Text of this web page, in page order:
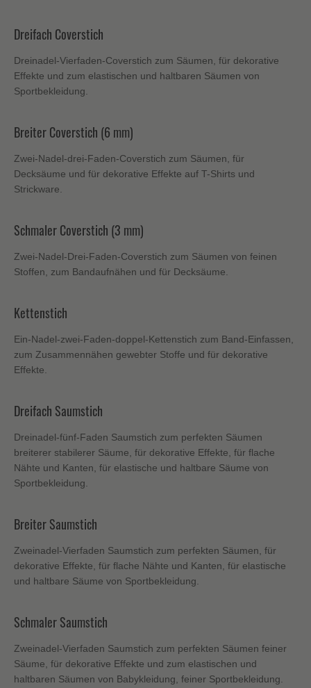
Dreifach Coverstich
Dreinadel-Vierfaden-Coverstich zum Säumen, für dekorative
Effekte und zum elastischen und haltbaren Säumen von
Sportbekleidung.
Breiter Coverstich (6 mm)
Zwei-Nadel-drei-Faden-Coverstich zum Säumen, für
Decksäume und für dekorative Effekte auf T-Shirts und
Strickware.
Schmaler Coverstich (3 mm)
Zwei-Nadel-Drei-Faden-Coverstich zum Säumen von feinen
Stoffen, zum Bandaufnähen und für Decksäume.
Kettenstich
Ein-Nadel-zwei-Faden-doppel-Kettenstich zum Band-Einfassen,
zum Zusammennähen gewebter Stoffe und für dekorative
Effekte.
Dreifach Saumstich
Dreinadel-fünf-Faden Saumstich zum perfekten Säumen
breiterer stabilerer Säume, für dekorative Effekte, für flache
Nähte und Kanten, für elastische und haltbare Säume von
Sportbekleidung.
Breiter Saumstich
Zweinadel-Vierfaden Saumstich zum perfekten Säumen, für
dekorative Effekte, für flache Nähte und Kanten, für elastische
und haltbare Säume von Sportbekleidung.
Schmaler Saumstich
Zweinadel-Vierfaden Saumstich zum perfekten Säumen feiner
Säume, für dekorative Effekte und zum elastischen und
haltbaren Säumen von Babykleidung, feiner Sportbekleidung.